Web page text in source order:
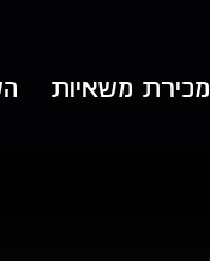
מכירת משאיות